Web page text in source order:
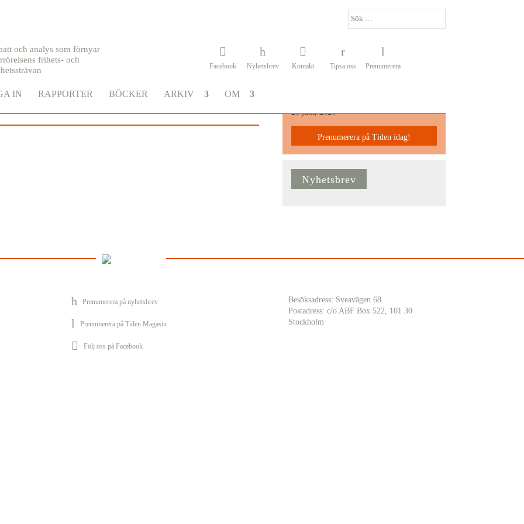
och analys som förnyar
frihets- och
Facebook Nyhetsbrev Kontakt Tipsa oss Prenumerera
IN RAPPORTER BÖCKER ARKIV OM
26 juni, 2026
Prenumerera på Tiden idag!
Nyhetsbrev
Prenumerera på nyhetsbrev
Prenumerera på Tiden Magasin
Följ oss på Facebook
Besöksadress: Sveavägen 68
Postadress: c/o ABF Box 522, 101 30
Stockholm